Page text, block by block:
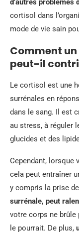
cortisol dans
mode de vie sain
Comment
peut-il
Le cortisol est une
surrénales en
dans le sang. Il est
au stress, à réguler
glucides et des
Cependant, lorsque
cela peut entraîner
y compris la prise
surrénale, peut
votre corps ne brûle
le pourrait. De plus,